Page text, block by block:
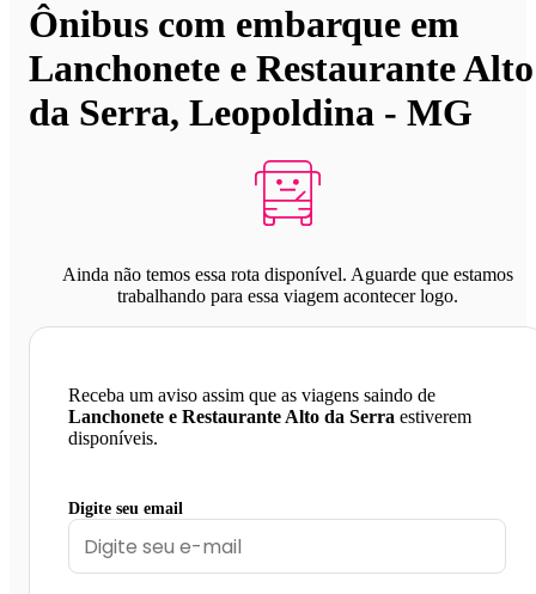
Ônibus com embarque em
Lanchonete e Restaurante Alto
da Serra, Leopoldina - MG
Ainda não temos essa rota disponível. Aguarde que estamos
trabalhando para essa viagem acontecer logo.
Receba um aviso assim que as viagens saindo de
Lanchonete e Restaurante Alto da Serra estiverem
disponíveis.
Digite seu email